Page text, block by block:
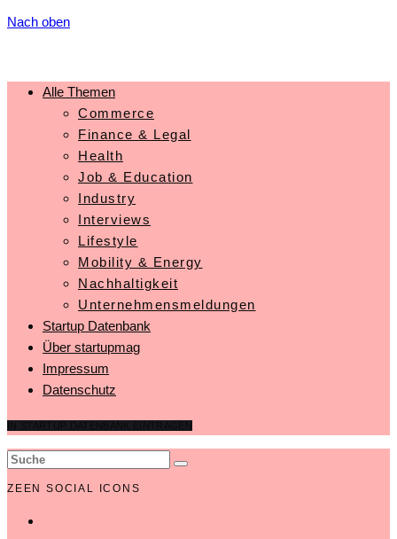
Nach oben
Alle Themen
Commerce
Finance & Legal
Health
Job & Education
Industry
Interviews
Lifestyle
Mobility & Energy
Nachhaltigkeit
Unternehmensmeldungen
Startup Datenbank
Über startupmag
Impressum
Datenschutz
ZEEN SOCIAL ICONS